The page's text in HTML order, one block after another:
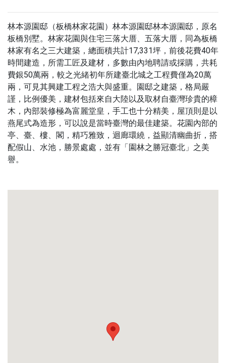
林本源園邸（板橋林家花園）林本源園邸林本源園邸，原名
板橋別墅。林家花園與住宅三落大厝、五落大厝，同為板橋
林家有名之三大建築，總面積共計17,331坪，前後花費40年
時間建造，所需工匠及建材，多數由內地聘請或採購，共耗
費銀50萬兩，較之光緒初年所建臺北城之工程費僅為20萬
兩，可見其興建工程之浩大與盛重。園邸之建築，格局嚴
謹，比例優美，建材包括來自大陸以及取材自臺灣珍貴的樟
木，內部裝修極為富麗堂皇，手工也十分精美，屋頂則是以
燕尾式為造形，可以說是當時臺灣的最佳建築。花園內部的
亭、臺、樓、閣，精巧雅致，迴廊環繞，益顯清幽曲折，搭
配假山、水池，勝景處處，並有「園林之勝冠臺北」之美
譽。